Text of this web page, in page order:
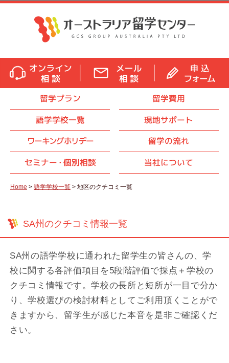
留学プラン
留学費用
語学学校一覧
現地サポート
ワーキングホリデー
留学の流れ
セミナー・ 個別相談 当社について
Home > 語学学校一覧 > 地区のクチコミ一覧
SA州のクチコミ情報一覧
SA州の語学学校に通われた留学生の皆さんの、学
校に関する各評価項目を5段階評価で採点＋学校の
クチコミ情報です。学校の長所と短所が一目で分か
り、学校選びの検討材料としてご利用頂くことがで
きますから、留学生が感じた本音を是非ご確認くだ
さい。